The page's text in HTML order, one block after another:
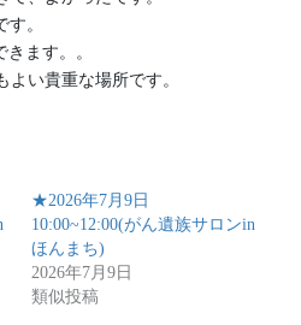
。
ます。。
い貴重な場所です。
★2026年7月9日
10:00~12:00(がん遺族サロンin
ほんまち)
2026年7月9日
類似投稿